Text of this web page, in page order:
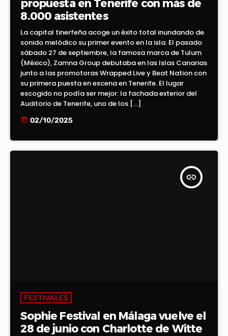
propuesta en Tenerife con más de
8.000 asistentes
La capital tinerfeña acoge un éxito total inundando de
sonido melódico su primer evento en la isla. El pasado
sábado 27 de septiembre, la famosa marca de Tulum
(México), Zamna Group debutaba en las Islas Canarias
junto a las promotoras Wrapped Live y Beat Nation con
su primera puesta en escena en Tenerife. El lugar
escogido no podía ser mejor: la fachada exterior del
Auditorio de Tenerife, uno de los […]
today 02/10/2025
insert_link
FESTIVALES
Sophie Festival en Málaga vuelve el
28 de junio con Charlotte de Witte